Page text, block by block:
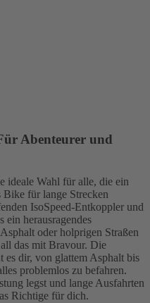
Abenteurer und
ideale Wahl für alle, die ein
Bike für lange Strecken
IsoSpeed-Entkoppler und
ein herausragendes
oder holprigen Straßen
das mit Bravour. Die
dir, von glattem Asphalt bis
problemlos zu befahren.
legst und lange Ausfahrten
Richtige für dich.